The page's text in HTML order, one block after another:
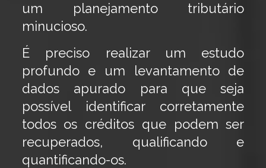
um planejamento tributário
minucioso.
É preciso realizar um estudo
profundo e um levantamento de
dados apurado para que seja
possível identificar corretamente
todos os créditos que podem ser
recuperados, qualificando e
quantificando-os.